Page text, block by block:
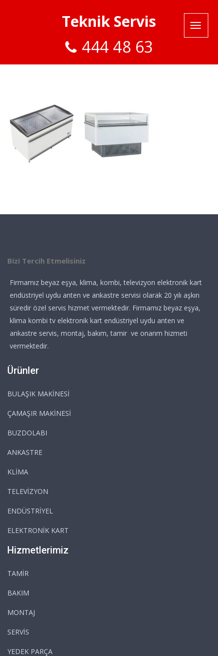
Teknik Servis
444 48 63
Bizi Tercih Etmelisiniz
Firmamız beyaz eşya, klima, kombi, televizyon elektronik kart
endüstriyel uydu anten ve ankastre servisi olarak 20 yılı aşkın
süredir özel servis hizmet vermektedir. Firmamız beyaz eşya,
klima kombi tv elektronik kart endüstriyel uydu anten ve
ankastre servis, montaj, bakım, tamir ve onarım hizmeti
vermektedir.
Ürünler
BULAŞIK MAKİNESİ
ÇAMAŞIR MAKİNESİ
BUZDOLABI
ANKASTRE
KLİMA
TELEVİZYON
ENDÜSTRİYEL
ELEKTRONİK KART
Hizmetlerimiz
TAMİR
BAKIM
MONTAJ
SERVİS
YEDEK PARÇA